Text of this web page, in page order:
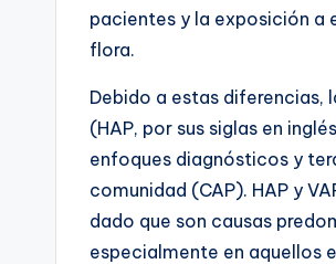
pacientes y la exposición a
flora.
Debido a estas diferencias,
(HAP, por sus siglas en
enfoques diagnósticos y
comunidad (CAP). HAP y
dado que son causas
especialmente en aquellos